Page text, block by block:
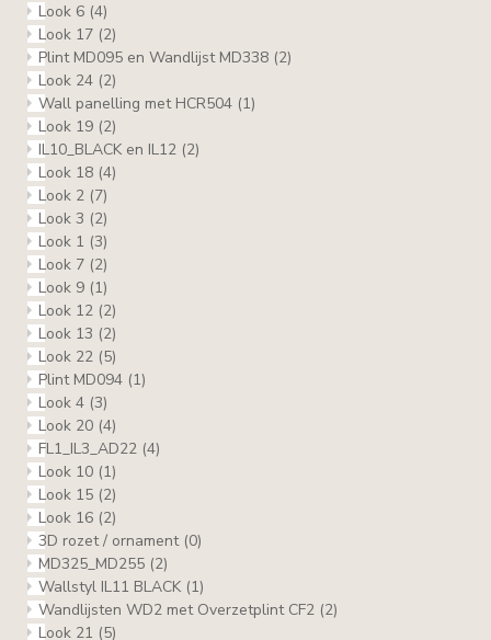
Look 6 (4)
Look 17 (2)
Plint MD095 en Wandlijst MD338 (2)
Look 24 (2)
Wall panelling met HCR504 (1)
Look 19 (2)
IL10_BLACK en IL12 (2)
Look 18 (4)
Look 2 (7)
Look 3 (2)
Look 1 (3)
Look 7 (2)
Look 9 (1)
Look 12 (2)
Look 13 (2)
Look 22 (5)
Plint MD094 (1)
Look 4 (3)
Look 20 (4)
FL1_IL3_AD22 (4)
Look 10 (1)
Look 15 (2)
Look 16 (2)
3D rozet / ornament (0)
MD325_MD255 (2)
Wallstyl IL11 BLACK (1)
Wandlijsten WD2 met Overzetplint CF2 (2)
Look 21 (5)